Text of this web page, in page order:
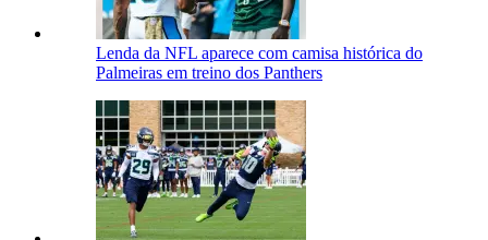
Lenda da NFL aparece com camisa histórica do
Palmeiras em treino dos Panthers